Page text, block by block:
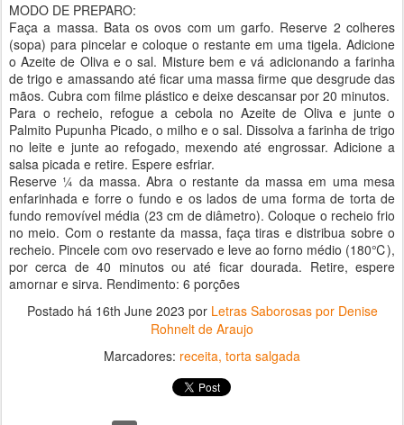
MODO DE PREPARO:
Faça a massa. Bata os ovos com um garfo. Reserve 2 colheres
(sopa) para pincelar e coloque o restante em uma tigela. Adicione
o Azeite de Oliva e o sal. Misture bem e vá adicionando a farinha
de trigo e amassando até ficar uma massa firme que desgrude das
mãos. Cubra com filme plástico e deixe descansar por 20 minutos.
Para o recheio, refogue a cebola no Azeite de Oliva e junte o
Palmito Pupunha Picado, o milho e o sal. Dissolva a farinha de trigo
no leite e junte ao refogado, mexendo até engrossar. Adicione a
salsa picada e retire. Espere esfriar.
Reserve ¼ da massa. Abra o restante da massa em uma mesa
enfarinhada e forre o fundo e os lados de uma forma de torta de
fundo removível média (23 cm de diâmetro). Coloque o recheio frio
no meio. Com o restante da massa, faça tiras e distribua sobre o
recheio. Pincele com ovo reservado e leve ao forno médio (180℃),
por cerca de 40 minutos ou até ficar dourada. Retire, espere
amornar e sirva. Rendimento: 6 porções
Postado há 16th June 2023 por Letras Saborosas por Denise
Rohnelt de Araujo
Marcadores: receita torta salgada